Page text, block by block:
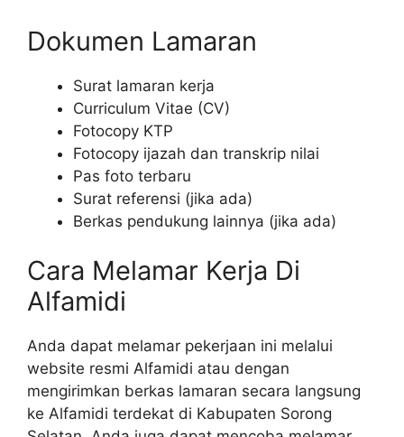
Dokumen Lamaran
Surat lamaran kerja
Curriculum Vitae (CV)
Fotocopy KTP
Fotocopy ijazah dan transkrip nilai
Pas foto terbaru
Surat referensi (jika ada)
Berkas pendukung lainnya (jika ada)
Cara Melamar Kerja Di
Alfamidi
Anda dapat melamar pekerjaan ini melalui
website resmi Alfamidi atau dengan
mengirimkan berkas lamaran secara langsung
ke Alfamidi terdekat di Kabupaten Sorong